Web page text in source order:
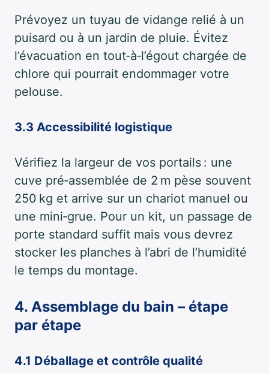
Prévoyez un tuyau de vidange relié à un
puisard ou à un jardin de pluie. Évitez
l’évacuation en tout‑à‑l’égout chargée de
chlore qui pourrait endommager votre
pelouse.
3.3 Accessibilité logistique
Vérifiez la largeur de vos portails : une
cuve pré‑assemblée de 2 m pèse souvent
250 kg et arrive sur un chariot manuel ou
une mini‑grue. Pour un kit, un passage de
porte standard suffit mais vous devrez
stocker les planches à l’abri de l’humidité
le temps du montage.
4. Assemblage du bain – étape
par étape
4.1 Déballage et contrôle qualité